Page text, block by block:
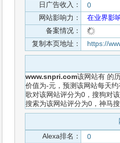
日广告收入：
0
网站影响力：
在业界影
备案情况：
复制本页地址：
https://
www.snpri.com该网站有 的
价值为-元，预测该网站每天
歌对该网站评分为0，搜狗对
搜索为该网站评分为0，神马
Alexa排名：
0